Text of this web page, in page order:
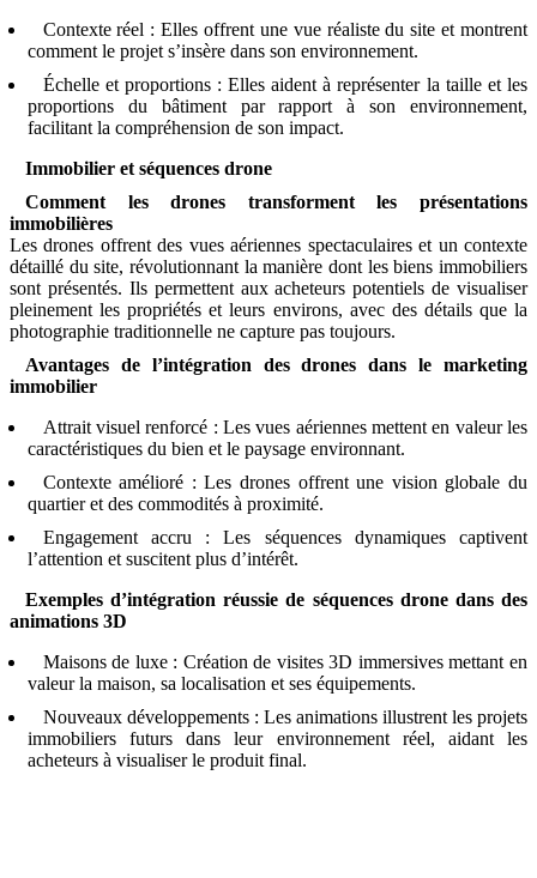
Contexte réel : Elles offrent une vue réaliste du site et montrent
comment le projet s’insère dans son environnement.
Échelle et proportions : Elles aident à représenter la taille et les
proportions du bâtiment par rapport à son environnement,
facilitant la compréhension de son impact.
Immobilier et séquences drone
Comment les drones transforment les présentations
immobilières
Les drones offrent des vues aériennes spectaculaires et un contexte
détaillé du site, révolutionnant la manière dont les biens immobiliers
sont présentés. Ils permettent aux acheteurs potentiels de visualiser
pleinement les propriétés et leurs environs, avec des détails que la
photographie traditionnelle ne capture pas toujours.
Avantages de l’intégration des drones dans le marketing
immobilier
Attrait visuel renforcé : Les vues aériennes mettent en valeur les
caractéristiques du bien et le paysage environnant.
Contexte amélioré : Les drones offrent une vision globale du
quartier et des commodités à proximité.
Engagement accru : Les séquences dynamiques captivent
l’attention et suscitent plus d’intérêt.
Exemples d’intégration réussie de séquences drone dans des
animations 3D
Maisons de luxe : Création de visites 3D immersives mettant en
valeur la maison, sa localisation et ses équipements.
Nouveaux développements : Les animations illustrent les projets
immobiliers futurs dans leur environnement réel, aidant les
acheteurs à visualiser le produit final.